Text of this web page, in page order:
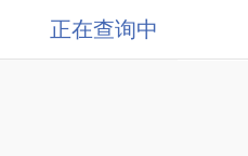
正在查询中